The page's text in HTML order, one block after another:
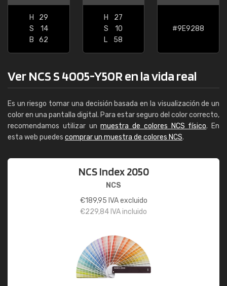
H
29
S
14
B
62
H
27
S
10
L
58
#9E9288
Ver NCS S 4005-Y50R en la vida real
Es un riesgo tomar una decisión basada en la visualización de un
color en una pantalla digital. Para estar seguro del color correcto,
recomendamos utilizar unmuestra de colores NCS físico. En
esta web puedes comprar un muestra de colores NCS.
NCS Index 2050
NCS
€189,95 IVA excluido
€229,84 IVA incluido